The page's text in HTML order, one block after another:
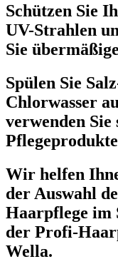
Schützen Sie
UV-Strahlen
Sie
Spülen Sie
Chlorwasser
verwenden Sie
Wir helfen
der Auswahl
Haarpflege im
der Profi-
Wella.